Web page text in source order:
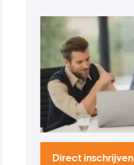
Direct inschrijven